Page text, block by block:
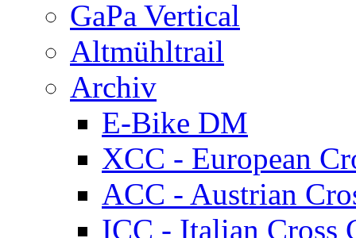
GaPa Vertical
Altmühltrail
Archiv
E-Bike DM
XCC - European
ACC - Austrian
ICC - Italian Cross